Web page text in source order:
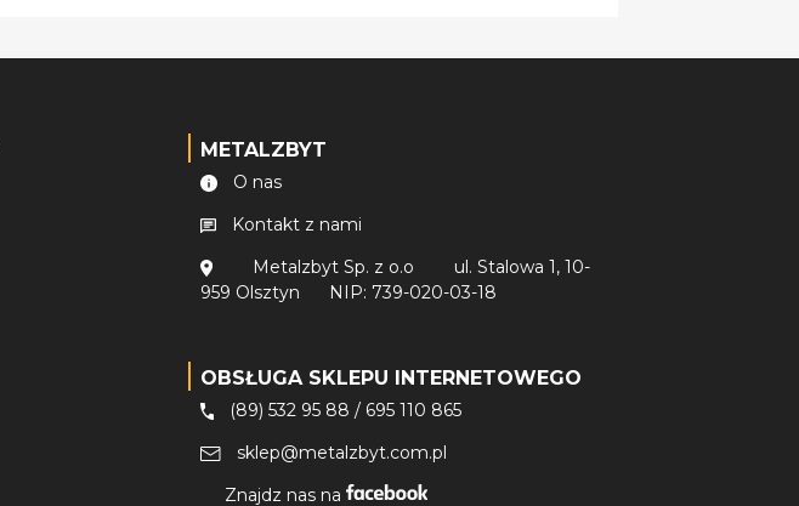
METALZBYT
O nas
Kontakt z nami
Metalzbyt Sp. z o.o
ul. Stalowa 1, 10-
959 Olsztyn
NIP: 739-020-03-18
OBSŁUGA SKLEPU INTERNETOWEGO
(89) 532 95 88 / 695 110 865
sklep@metalzbyt.com.pl
Znajdz nas na